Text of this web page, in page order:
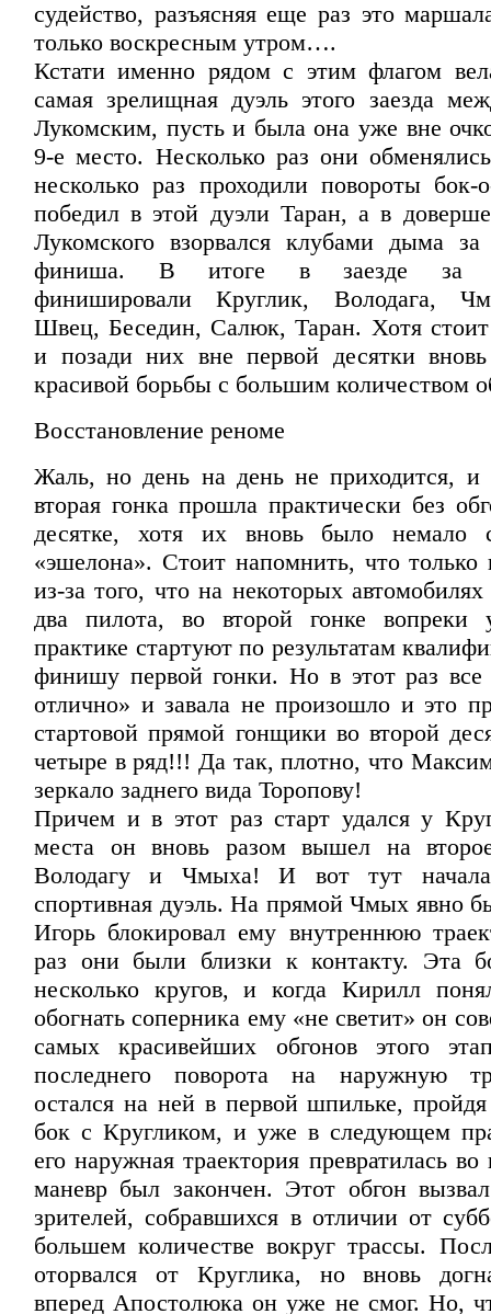
судейство, разъясняя еще раз это
только воскресным утром….
Кстати именно рядом с этим флагом
самая зрелищная дуэль этого заезда
Лукомским, пусть и была она уже вне
9-е место. Несколько раз они
несколько раз проходили повороты
победил в этой дуэли Таран, а в
Лукомского взорвался клубами дыма
финиша. В итоге в заезде за
финишировали Круглик, Володага,
Швец, Беседин, Салюк, Таран. Хотя стоит
и позади них вне первой десятки
красивой борьбы с большим количеством
Восстановление реноме
Жаль, но день на день не приходится, и
вторая гонка прошла практически без
десятке, хотя их вновь было немало
«эшелона». Стоит напомнить, что только
из-за того, что на некоторых
два пилота, во второй гонке вопреки
практике стартуют по результатам
финишу первой гонки. Но в этот раз все
отлично» и завала не произошло и это
стартовой прямой гонщики во второй
четыре в ряд!!! Да так, плотно, что
зеркало заднего вида Торопову!
Причем и в этот раз старт удался у
места он вновь разом вышел на
Володагу и Чмыха! И вот тут
спортивная дуэль. На прямой Чмых явно
Игорь блокировал ему внутреннюю
раз они были близки к контакту. Эта
несколько кругов, и когда Кирилл
обогнать соперника ему «не светит» он
самых красивейших обгонов этого
последнего поворота на наружную
остался на ней в первой шпильке,
бок с Кругликом, и уже в следующем
его наружная траектория превратилась
маневр был закончен. Этот обгон
зрителей, собравшихся в отличии от
большем количестве вокруг трассы.
оторвался от Круглика, но вновь
вперед Апостолюка он уже не смог. Но,